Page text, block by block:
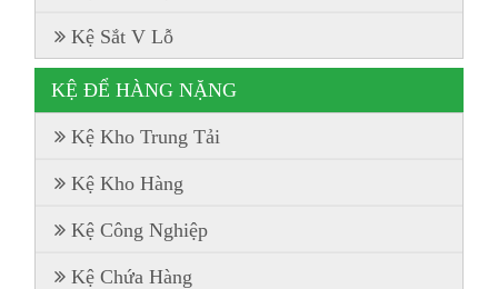
Kệ Sắt V Lỗ
KỆ ĐỂ HÀNG NẶNG
Kệ Kho Trung Tải
Kệ Kho Hàng
Kệ Công Nghiệp
Kệ Chứa Hàng